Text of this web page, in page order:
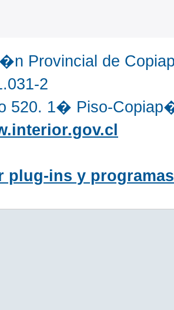
Provincial de
2
520. 1� Piso-
plug-ins y